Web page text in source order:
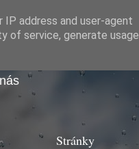
Stránky
address and user-agent
of service, generate usage